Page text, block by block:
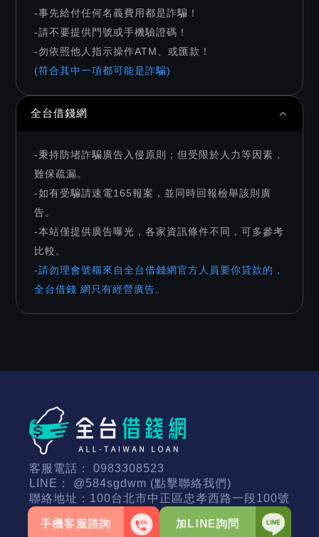
-事先給付任何名義費用都是詐騙！
-請不要提供門號或手機驗證碼！
-勿依照他人指示操作ATM、或匯款！
(符合其中一項都可能是詐騙)
全台借錢網
-秉持防堵詐騙廣告入侵原則；但受限於人力等因素，
難保疏漏。
-如有受騙請速電165報案，並同時回報檢舉該則廣
告。
-本站僅提供廣告曝光，各家資訊條件不同，可多參考
比較。
-請勿理會號稱來自全台借錢網官方人員要你貸款的，
全台借錢 網只有經營廣告。
客服電話： 0983308523
LINE： @584sgdwm (點擊聯絡我們)
聯絡地址： 100台北市中正區忠孝西路一段100號
手機客服諮詢 加LINE詢問